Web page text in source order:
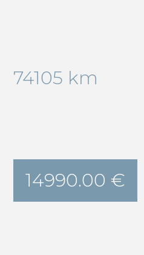
74105 km
14990.00 €